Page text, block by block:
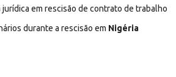
jurídica em rescisão de contrato de trabalho
durante a rescisão em Nigéria